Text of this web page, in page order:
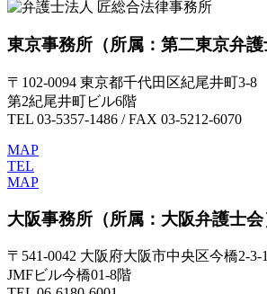
東京事務所 （所属：第二東京弁護
〒102-0094 東京都千代田区紀尾井町3-8
第2紀尾井町ビル6階
TEL 03-5357-1486 / FAX 03-5212-6070
MAP
TEL
MAP
大阪事務所 （所属：大阪弁護士会
〒541-0042 大阪府大阪市中央区今橋2-3-
JMFビル今橋01-8階